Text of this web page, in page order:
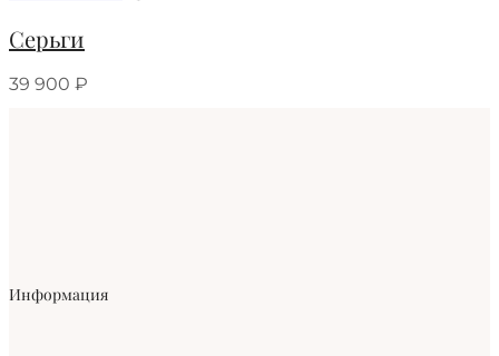
Серьги
39 900 ₽
Информация